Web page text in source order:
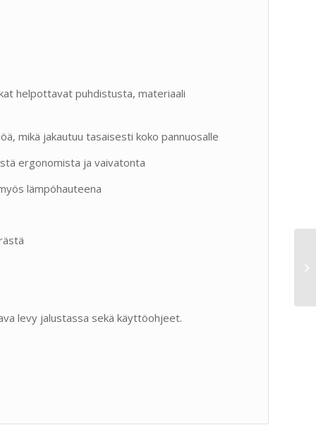
helpottavat puhdistusta, materiaali
mikä jakautuu tasaisesti koko pannuosalle
ergonomista ja vaivatonta
lämpöhauteena
levy jalustassa sekä käyttöohjeet.